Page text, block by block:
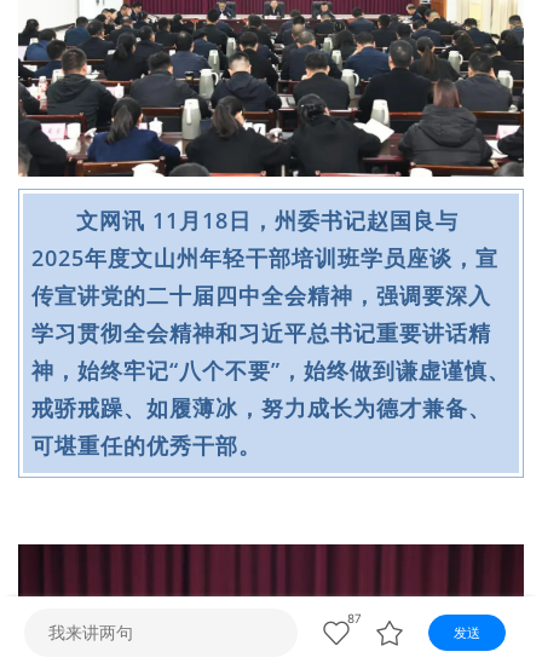
文山市 砚山县 西畴县 麻栗坡县
马关县 丘北县 广南县 富宁县
视听
视频快刷 视频点播 阿文工作室 文山新闻
壮语节目 苗语节目 瑶语节目
文网讯 11月18日，州委书记赵国良与
2025年度文山州年轻干部培训班学员座谈，宣
传宣讲党的二十届四中全会精神，强调要深入
学习贯彻全会精神和习近平总书记重要讲话精
神，始终牢记“八个不要”，始终做到谦虚谨慎、
戒骄戒躁、如履薄冰，努力成长为德才兼备、
可堪重任的优秀干部。
87
发送